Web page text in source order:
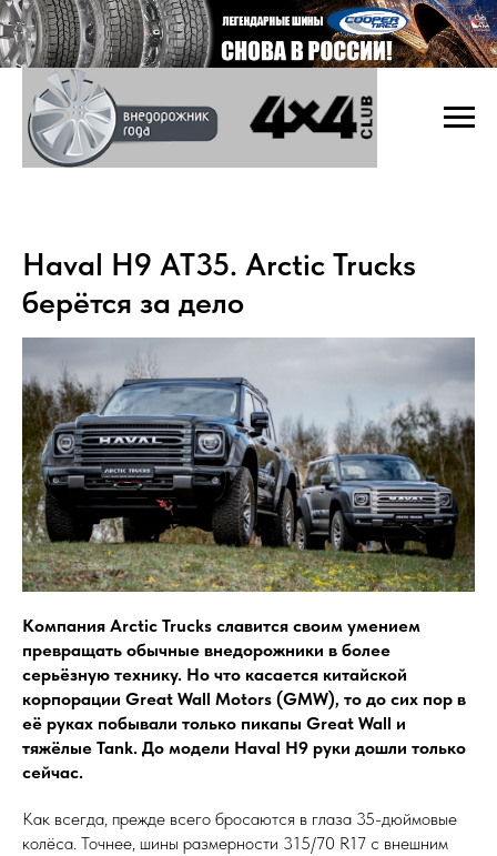
Haval H9 AT35. Arctic Trucks
берётся за дело
Компания Arctic Trucks славится своим умением
превращать обычные внедорожники в более
серьёзную технику. Но что касается китайской
корпорации Great Wall Motors (GMW), то до сих пор в
её руках побывали только пикапы Great Wall и
тяжёлые Tank. До модели Haval H9 руки дошли только
сейчас.
Как всегда, прежде всего бросаются в глаза 35-дюймовые
колёса. Точнее, шины размерности 315/70 R17 с внешним